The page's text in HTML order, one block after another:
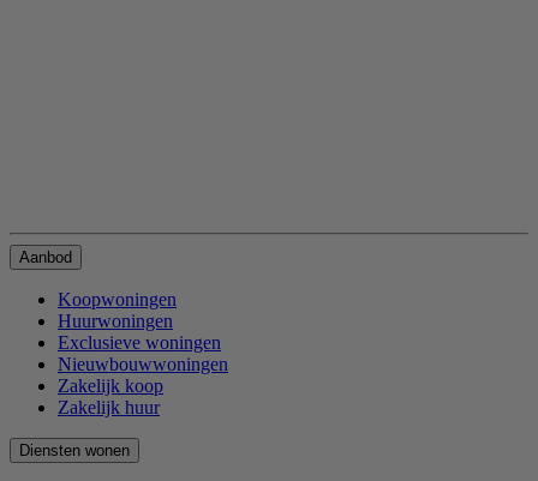
Aanbod
Koopwoningen
Huurwoningen
Exclusieve woningen
Nieuwbouwwoningen
Zakelijk koop
Zakelijk huur
Diensten wonen